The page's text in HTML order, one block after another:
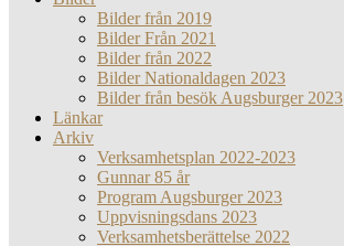
Bilder från 2019
Bilder Från 2021
Bilder från 2022
Bilder Nationaldagen 2023
Bilder från besök Augsburger 2023
Länkar
Arkiv
Verksamhetsplan 2022-2023
Gunnar 85 år
Program Augsburger 2023
Uppvisningsdans 2023
Verksamhetsberättelse 2022